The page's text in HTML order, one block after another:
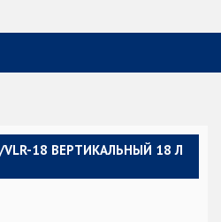
VLR-18 ВЕРТИКАЛЬНЫЙ 18 Л